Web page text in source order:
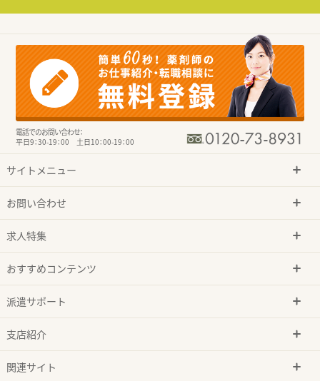
電話でのお問い合わせ：
平日9：30-19：00 土日10：00-19：00
サイトメニュー
お問い合わせ
求人特集
おすすめコンテンツ
派遣サポート
支店紹介
関連サイト